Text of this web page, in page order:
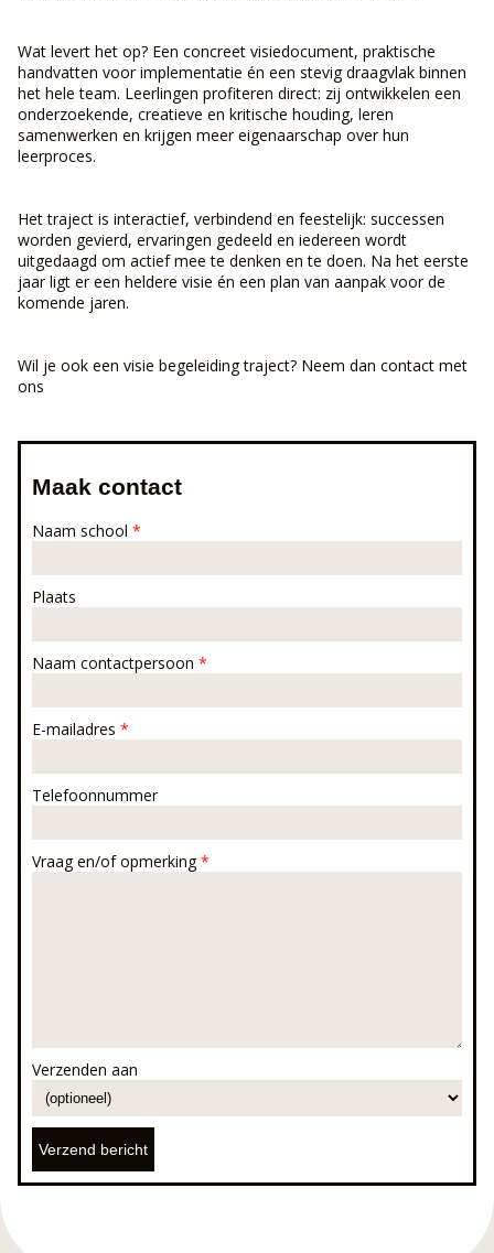
Wat levert het op? Een concreet visiedocument, praktische
handvatten voor implementatie én een stevig draagvlak binnen
het hele team. Leerlingen profiteren direct: zij ontwikkelen een
onderzoekende, creatieve en kritische houding, leren
samenwerken en krijgen meer eigenaarschap over hun
leerproces.
Het traject is interactief, verbindend en feestelijk: successen
worden gevierd, ervaringen gedeeld en iedereen wordt
uitgedaagd om actief mee te denken en te doen. Na het eerste
jaar ligt er een heldere visie én een plan van aanpak voor de
komende jaren.
Wil je ook een visie begeleiding traject? Neem dan contact met
ons
Maak contact
Naam school *
Plaats
Naam contactpersoon *
E-mailadres *
Telefoonnummer
Vraag en/of opmerking*
Verzenden aan